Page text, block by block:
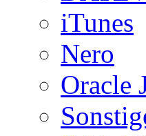
iTunes
Nero
Oracle